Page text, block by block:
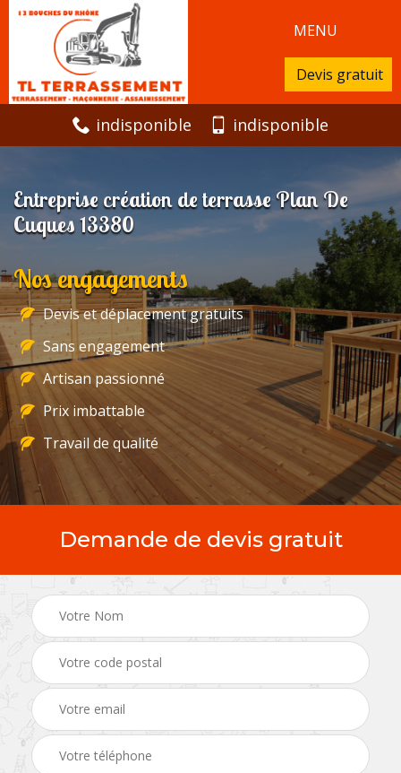
MENU
Devis gratuit
indisponible indisponible
Entreprise création de terrasse Plan De
Cuques 13380
Nos engagements
Devis et déplacement gratuits
Sans engagement
Artisan passionné
Prix imbattable
Travail de qualité
Demande de devis gratuit